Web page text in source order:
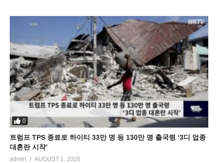
0
트럼프 TPS 종료로 하이티 33만 명 등 130만 명 출국령 ‘3디 업종
대혼란 시작’
admin AUGUST 1, 2026